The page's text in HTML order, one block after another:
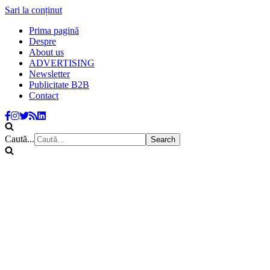
Sari la conținut
Prima pagină
Despre
About us
ADVERTISING
Newsletter
Publicitate B2B
Contact
Caută...